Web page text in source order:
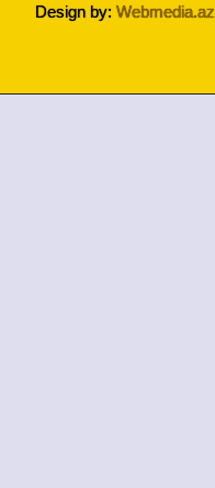
Design by: Webmedia.az